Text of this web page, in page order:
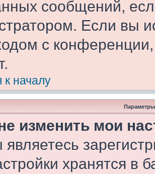
сообщений,
Если вы
с
к началу
Параметры
изменить мои
хранятся в